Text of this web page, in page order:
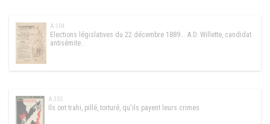
A 304
Elections législatives du 22 décembre 1889... A.D. Willette, candidat
antisémite...
A 305
Ils ont trahi, pillé, torturé, qu'ils payent leurs crimes